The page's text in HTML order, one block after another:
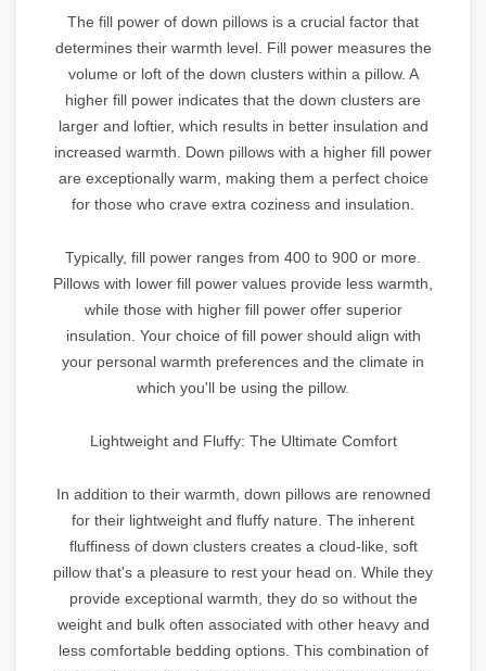
The fill power of down pillows is a crucial factor that
determines their warmth level. Fill power measures the
volume or loft of the down clusters within a pillow. A
higher fill power indicates that the down clusters are
larger and loftier, which results in better insulation and
increased warmth. Down pillows with a higher fill power
are exceptionally warm, making them a perfect choice
for those who crave extra coziness and insulation.
Typically, fill power ranges from 400 to 900 or more.
Pillows with lower fill power values provide less warmth,
while those with higher fill power offer superior
insulation. Your choice of fill power should align with
your personal warmth preferences and the climate in
which you'll be using the pillow.
Lightweight and Fluffy: The Ultimate Comfort
In addition to their warmth, down pillows are renowned
for their lightweight and fluffy nature. The inherent
fluffiness of down clusters creates a cloud-like, soft
pillow that's a pleasure to rest your head on. While they
provide exceptional warmth, they do so without the
weight and bulk often associated with other heavy and
less comfortable bedding options. This combination of